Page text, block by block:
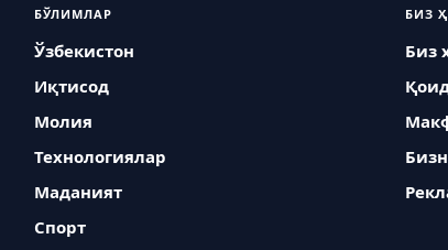
БЎЛИМЛАР
Ўзбекистон
Иқтисод
Молия
Технологиялар
Маданият
Спорт
БИЗ
Биз